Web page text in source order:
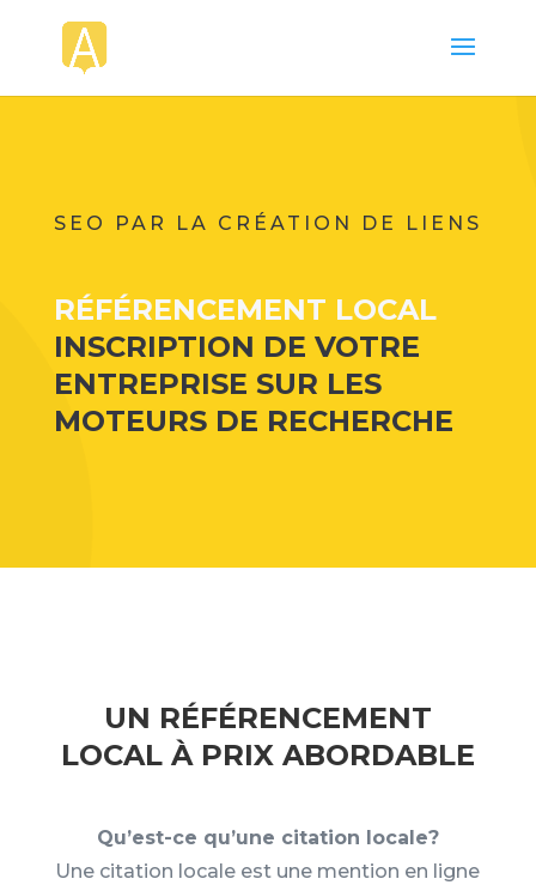
SEO PAR LA CRÉATION DE LIENS
RÉFÉRENCEMENT LOCAL
INSCRIPTION DE VOTRE
ENTREPRISE SUR LES
MOTEURS DE RECHERCHE
UN RÉFÉRENCEMENT
LOCAL À PRIX ABORDABLE
Qu’est-ce qu’une citation locale?
Une citation locale est une mention en ligne